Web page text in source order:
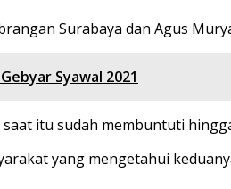
Surabaya dan Agus
Syawal 2021
itu sudah membuntuti
yang mengetahui